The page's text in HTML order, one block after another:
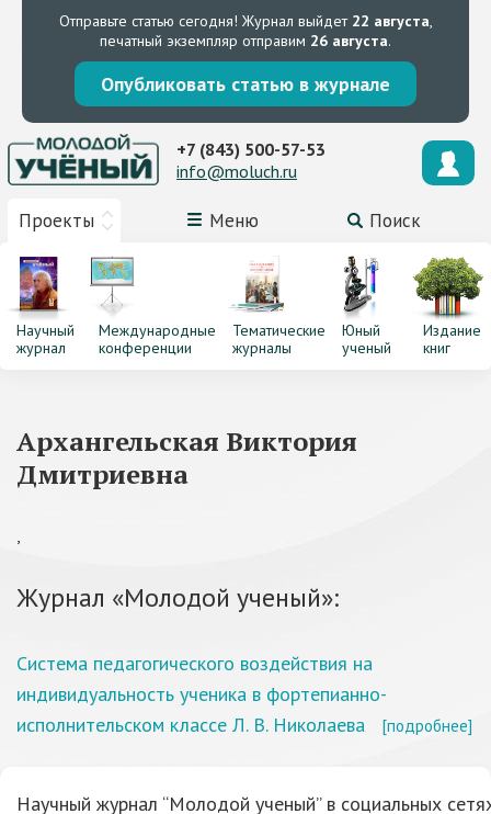
Отправьте статью сегодня! Журнал выйдет 22 августа,
печатный экземпляр отправим 26 августа.
Опубликовать статью в журнале
Проекты Меню Поиск
+7 (843) 500-57-53
info@moluch.ru
Научный
журнал
Международные
конференции
Тематические
журналы
Юный
ученый
Издание
книг
Архангельская Виктория
Дмитриевна
,
Журнал «Молодой ученый»:
Система педагогического воздействия на
индивидуальность ученика в фортепианно-
исполнительском классе Л. В. Николаева
[подробнее]
Научный журнал “Молодой ученый” в социальных